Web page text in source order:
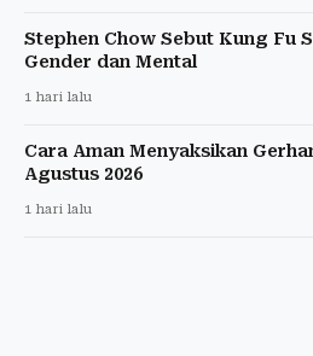
Stephen Chow Sebut Kung Fu
Gender dan Mental
1 hari lalu
Cara Aman Menyaksikan
Agustus 2026
1 hari lalu